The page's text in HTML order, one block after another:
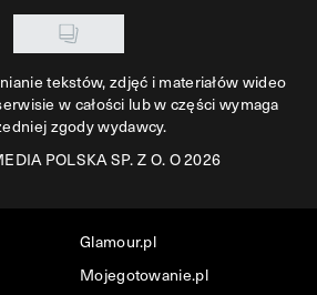
tekstów, zdjęć i materiałów wideo
w całości lub w części wymaga
zgody wydawcy.
POLSKA SP. Z O. O 2026
Glamour.pl
Mojegotowanie.pl